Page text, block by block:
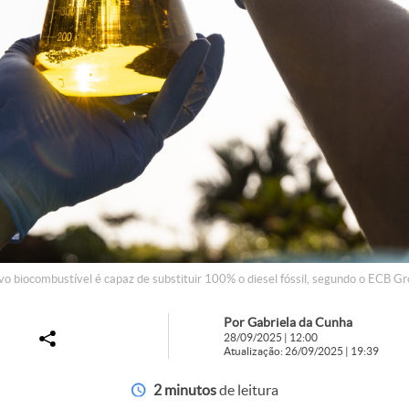
biocombustível é capaz de substituir 100% o diesel fóssil, segundo o ECB
Por Gabriela da Cunha
28/09/2025 | 12:00
Atualização: 26/09/2025 | 19:39
2 minutosde leitura